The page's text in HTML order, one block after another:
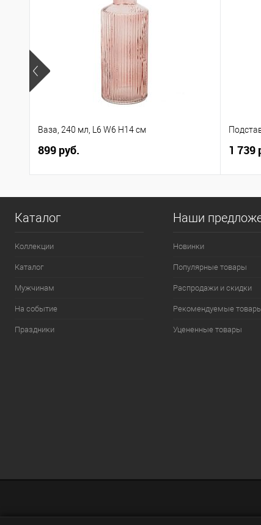
Ваза, 240 мл, L6 W6 H14 см
899 руб. 1 739
Каталог
Коллекции
Каталог
Мужчинам
На событие
Праздники
Наши
Новинки
Популярные товары
Распродажи и скидки
Рекомендуемые
Уцененные товары